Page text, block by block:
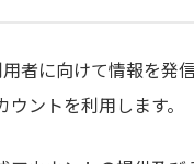
者に向けて情報を発
ントを利用します。